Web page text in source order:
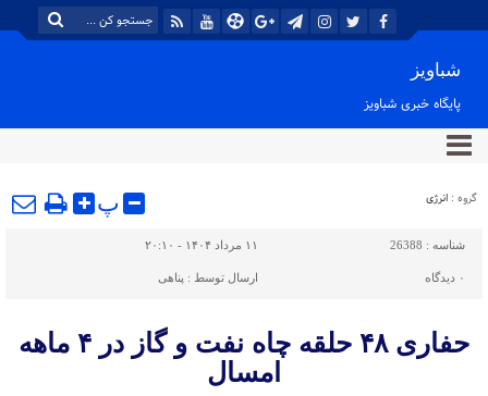
شباویز
پایگاه خبری شباویز
گروه : انرژی پ
شناسه : 26388 ۱۱ مرداد ۱۴۰۴ - ۲۰:۱۰
۰ دیدگاه ارسال توسط : پناهی
حفاری ۴۸ حلقه چاه نفت و گاز در ۴ ماهه
امسال